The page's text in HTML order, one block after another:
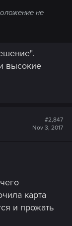
не
высокие
#2,847
Nov 3, 2017
карта
и прожать